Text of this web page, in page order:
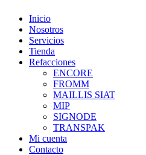
Inicio
Nosotros
Servicios
Tienda
Refacciones
ENCORE
FROMM
MAILLIS SIAT
MIP
SIGNODE
TRANSPAK
Mi cuenta
Contacto